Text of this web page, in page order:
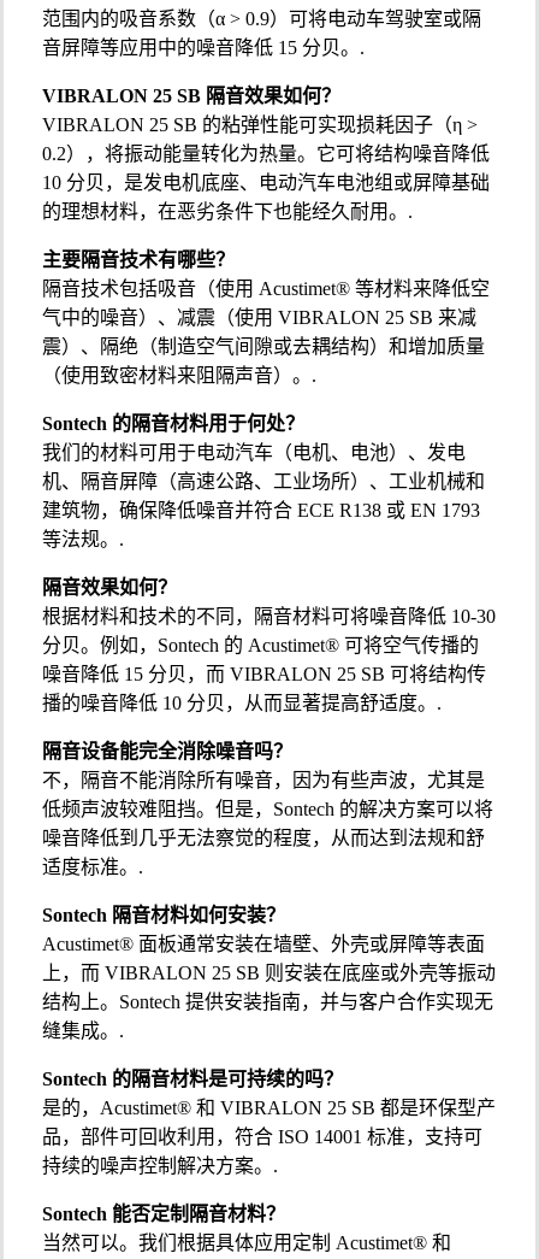
范围内的吸音系数（α > 0.9）可将电动车驾驶室或隔
音屏障等应用中的噪音降低 15 分贝。.
VIBRALON 25 SB 隔音效果如何？
VIBRALON 25 SB 的粘弹性能可实现损耗因子（η >
0.2），将振动能量转化为热量。它可将结构噪音降低
10 分贝，是发电机底座、电动汽车电池组或屏障基础
的理想材料，在恶劣条件下也能经久耐用。.
主要隔音技术有哪些？
隔音技术包括吸音（使用 Acustimet® 等材料来降低空
气中的噪音）、减震（使用 VIBRALON 25 SB 来减
震）、隔绝（制造空气间隙或去耦结构）和增加质量
（使用致密材料来阻隔声音）。.
Sontech 的隔音材料用于何处？
我们的材料可用于电动汽车（电机、电池）、发电
机、隔音屏障（高速公路、工业场所）、工业机械和
建筑物，确保降低噪音并符合 ECE R138 或 EN 1793
等法规。.
隔音效果如何？
根据材料和技术的不同，隔音材料可将噪音降低 10-30
分贝。例如，Sontech 的 Acustimet® 可将空气传播的
噪音降低 15 分贝，而 VIBRALON 25 SB 可将结构传
播的噪音降低 10 分贝，从而显著提高舒适度。.
隔音设备能完全消除噪音吗？
不，隔音不能消除所有噪音，因为有些声波，尤其是
低频声波较难阻挡。但是，Sontech 的解决方案可以将
噪音降低到几乎无法察觉的程度，从而达到法规和舒
适度标准。.
Sontech 隔音材料如何安装？
Acustimet® 面板通常安装在墙壁、外壳或屏障等表面
上，而 VIBRALON 25 SB 则安装在底座或外壳等振动
结构上。Sontech 提供安装指南，并与客户合作实现无
缝集成。.
Sontech 的隔音材料是可持续的吗？
是的，Acustimet® 和 VIBRALON 25 SB 都是环保型产
品，部件可回收利用，符合 ISO 14001 标准，支持可
持续的噪声控制解决方案。.
Sontech 能否定制隔音材料？
当然可以。我们根据具体应用定制 Acustimet® 和